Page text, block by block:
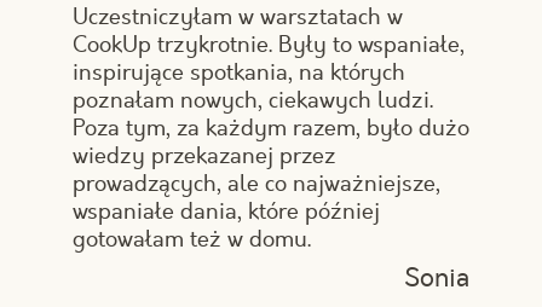
Uczestniczyłam w warsztatach w
CookUp trzykrotnie. Były to wspaniałe,
inspirujące spotkania, na których
poznałam nowych, ciekawych ludzi.
Poza tym, za każdym razem, było dużo
wiedzy przekazanej przez
prowadzących, ale co najważniejsze,
wspaniałe dania, które później
gotowałam też w domu.
Sonia